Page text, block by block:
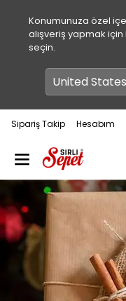
Konumunuza özel
alışveriş yapmak
seçin.
Sipariş Takip Hesabım